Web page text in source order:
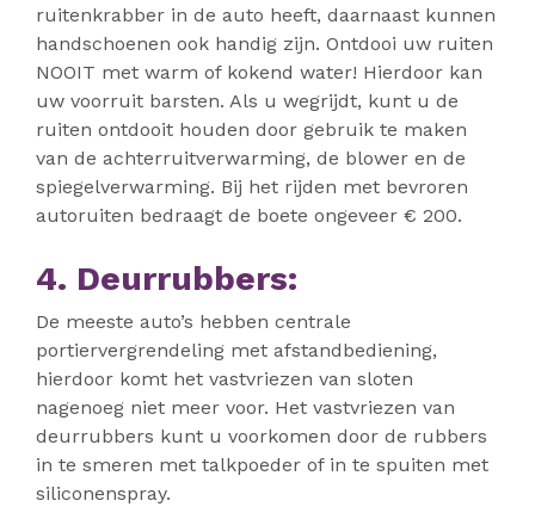
ruitenkrabber in de auto heeft, daarnaast kunnen
handschoenen ook handig zijn. Ontdooi uw ruiten
NOOIT met warm of kokend water! Hierdoor kan
uw voorruit barsten. Als u wegrijdt, kunt u de
ruiten ontdooit houden door gebruik te maken
van de achterruitverwarming, de blower en de
spiegelverwarming. Bij het rijden met bevroren
autoruiten bedraagt de boete ongeveer € 200.
4. Deurrubbers:
De meeste auto’s hebben centrale
portiervergrendeling met afstandbediening,
hierdoor komt het vastvriezen van sloten
nagenoeg niet meer voor. Het vastvriezen van
deurrubbers kunt u voorkomen door de rubbers
in te smeren met talkpoeder of in te spuiten met
siliconenspray.